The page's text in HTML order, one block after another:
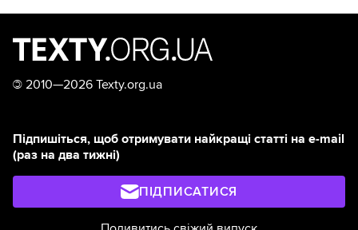
© 2010—2026 Texty.org.ua
Підпишіться, щоб отримувати найкращі статті на e-mail
(раз на два тижні)
ПІДПИСАТИСЯ